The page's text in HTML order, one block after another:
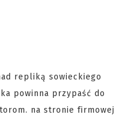
repliką sowieckiego
powinna przypaść do
na stronie firmowej